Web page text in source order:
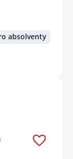
absolventy